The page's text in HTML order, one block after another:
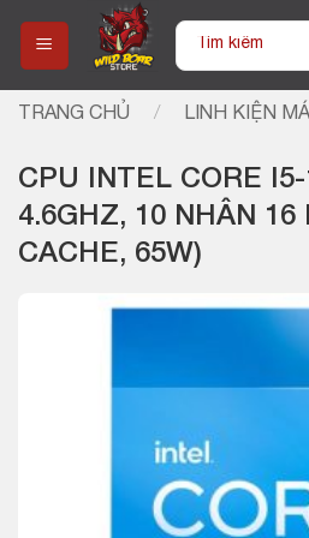
content
Tìm
TRANG CHỦ / LINH KIỆN
CPU INTEL CORE
4.6GHZ, 10 NHÂN 16
CACHE, 65W)